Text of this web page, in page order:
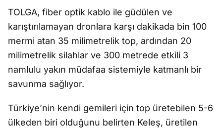
TOLGA, fiber optik kablo ile güdülen ve
karıştırılamayan dronlara karşı dakikada bin 100
mermi atan 35 milimetrelik top, ardından 20
milimetrelik silahlar ve 300 metrede etkili 3
namlulu yakın müdafaa sistemiyle katmanlı bir
savunma sağlıyor.
Türkiye’nin kendi gemileri için top üretebilen 5-6
ülkeden biri olduğunu belirten Keleş, üretilen